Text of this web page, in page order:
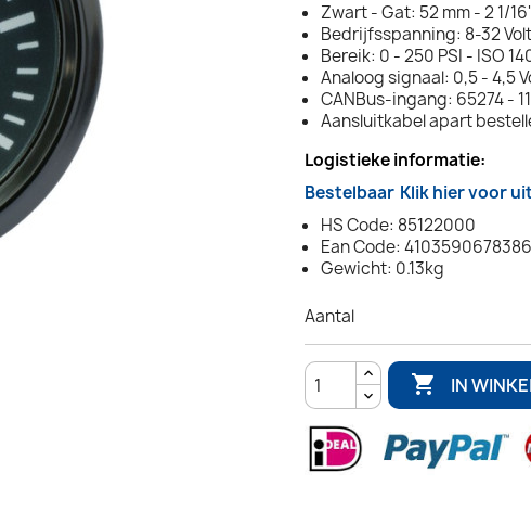
Zwart - Gat: 52 mm - 2 1/
Bedrijfsspanning: 8-32
Bereik: 0 - 250 PSI - ISO
Analoog signaal: 0,5 - 4,5
CANBus-ingang: 65274 -
Aansluitkabel apart
Logistieke informatie:
Bestelbaar Klik hier voor
HS Code: 85122000
Ean Code: 4103590678386
Gewicht: 0.13kg
Aantal
 IN